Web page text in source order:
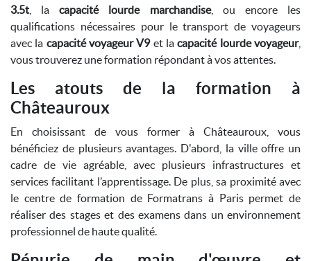
3.5t , lacapacité lourde marchandise, ou encore les
qualifications nécessaires pour le transport de voyageurs
avec la capacité voyageur V9et lacapacité lourde voyageur,
vous trouverez une formation répondant à vos attentes.
Les atouts de la formation à
Châteauroux
En choisissant de vous former à Châteauroux, vous
bénéficiez de plusieurs avantages. D'abord, la ville offre un
cadre de vie agréable, avec plusieurs infrastructures et
services facilitant l’apprentissage. De plus, sa proximité avec
le centre de formation de Formatrans à Paris permet de
réaliser des stages et des examens dans un environnement
professionnel de haute qualité.